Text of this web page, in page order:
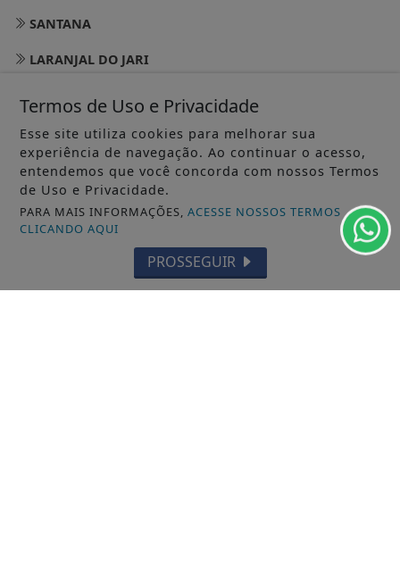
SANTANA
LARANJAL DO JARI
MAZAGÃO
PORTO GRANDE
PEDRA BRANCA DO AMAPARI
Termos de Uso e Privacidade
Esse site utiliza cookies para melhorar sua
experiência de navegação. Ao continuar o acesso,
entendemos que você concorda com nossos Termos
de Uso e Privacidade.
PARA MAIS INFORMAÇÕES,ACESSE NOSSOS TERMOS
CLICANDO AQUI
PROSSEGUIR